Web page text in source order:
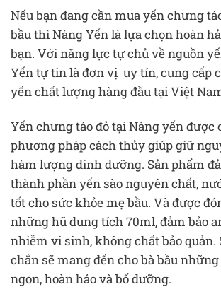
Nếu bạn đang cần mua yến chưng
bầu thì Nàng Yến là lựa chọn hoàn
bạn. Với năng lực tự chủ về nguồn
Yến tự tin là đơn vị uy tín, cung cấp
yến chất lượng hàng đầu tại Việt
Yến chưng táo đỏ tại Nàng yến được
phương pháp cách thủy giúp giữ
hàm lượng dinh dưỡng. Sản phẩm
thành phần yến sào nguyên chất,
tốt cho sức khỏe mẹ bầu. Và được
những hũ dung tích 70ml, đảm bảo
nhiễm vi sinh, không chất bảo quản.
chắn sẽ mang đến cho bà bầu
ngon, hoàn hảo và bổ dưỡng.